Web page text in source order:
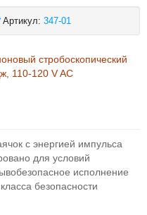
Артикул: 347-01
с энергией импульса
для условий
исполнение
безопасности